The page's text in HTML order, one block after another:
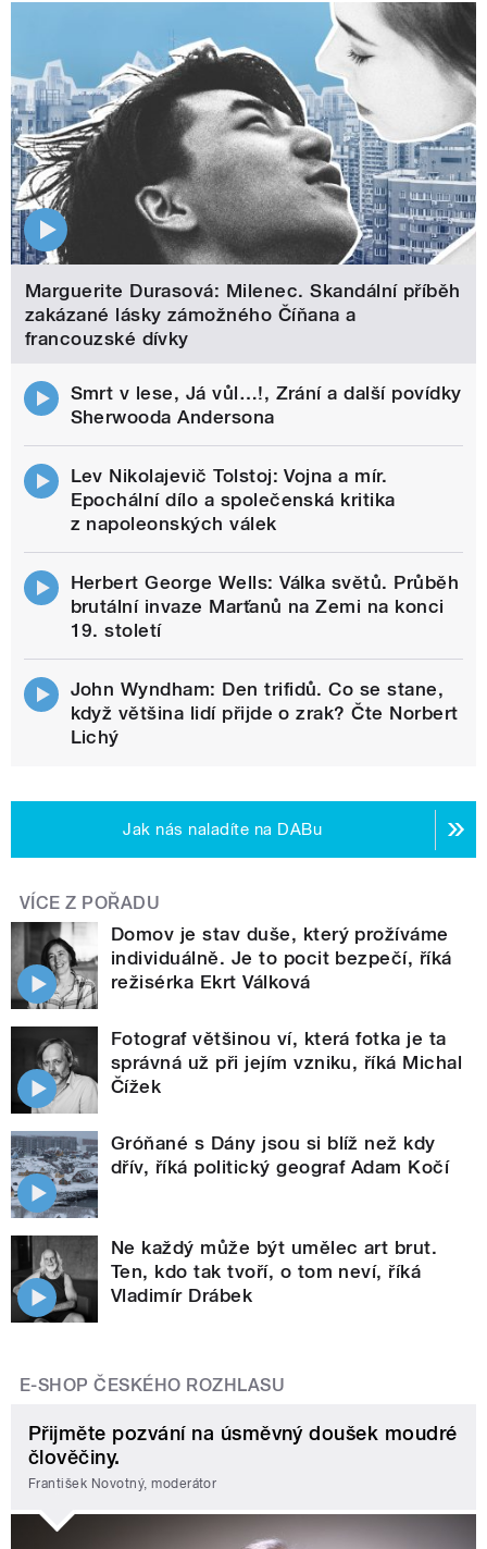
Marguerite Durasová: Milenec. Skandální příběh
zakázané lásky zámožného Číňana a
francouzské dívky
Smrt v lese, Já vůl…!, Zrání a další povídky
Sherwooda Andersona
Lev Nikolajevič Tolstoj: Vojna a mír.
Epochální dílo a společenská kritika
z napoleonských válek
Herbert George Wells: Válka světů. Průběh
brutální invaze Marťanů na Zemi na konci
19. století
John Wyndham: Den trifidů. Co se stane,
když většina lidí přijde o zrak? Čte Norbert
Lichý
Jak nás naladíte na DABu
VÍCE Z POŘADU
Domov je stav duše, který prožíváme
individuálně. Je to pocit bezpečí, říká
režisérka Ekrt Válková
Fotograf většinou ví, která fotka je ta
správná už při jejím vzniku, říká Michal
Čížek
Gróňané s Dány jsou si blíž než kdy
dřív, říká politický geograf Adam Kočí
Ne každý může být umělec art brut.
Ten, kdo tak tvoří, o tom neví, říká
Vladimír Drábek
E-SHOP ČESKÉHO ROZHLASU
Přijměte pozvání na úsměvný doušek moudré
člověčiny.
František Novotný, moderátor